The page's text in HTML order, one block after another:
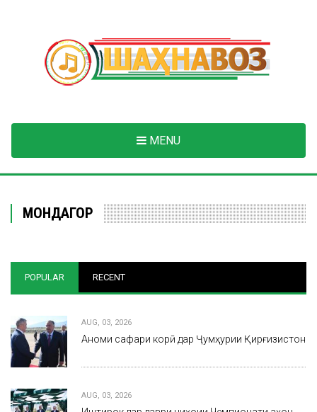
MENU
МОНДАГОР
POPULAR RECENT
AUG, 03, 2026
Анҷоми сафари корӣ дар Ҷумҳурии Қирғизистон
AUG, 03, 2026